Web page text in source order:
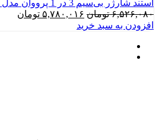
استند شارژر بی‌سیم 3 در 1 پرووان مدل PWL820
۶,۵۲۶,۰۸۰ تومان قیمت
اصلی:
۵,۷۸۰,۰۱۶ تومان
افزودن به سبد خرید